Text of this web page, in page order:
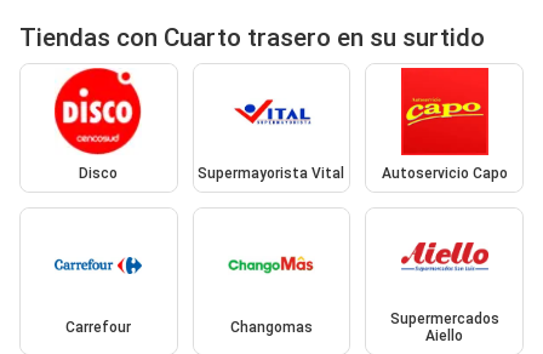
Tiendas con Cuarto trasero en su surtido
Disco Supermayorista Vital Autoservicio Capo
Carrefour Changomas
Supermercados
Aiello